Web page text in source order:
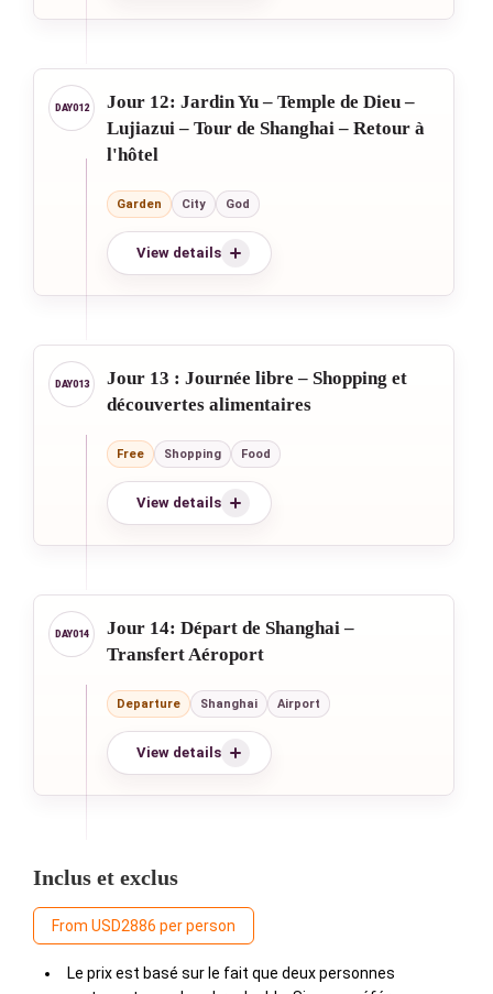
Jour 12: Jardin Yu – Temple de Dieu –
Lujiazui – Tour de Shanghai – Retour à
l'hôtel
Garden City God
View details
Jour 13 : Journée libre – Shopping et
découvertes alimentaires
Free Shopping Food
View details
Jour 14: Départ de Shanghai –
Transfert Aéroport
Departure Shanghai Airport
View details
Inclus et exclus
From USD2886 per person
Le prix est basé sur le fait que deux personnes